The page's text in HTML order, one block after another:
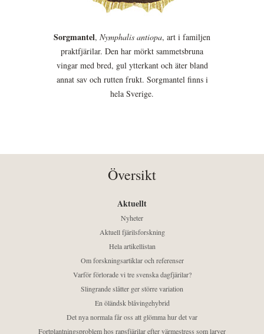
Sorgmantel, Nymphalis antiopa, art i familjen
praktfjärilar. Den har mörkt sammetsbruna
vingar med bred, gul ytterkant och äter bland
annat sav och rutten frukt. Sorgmantel finns i
hela Sverige.
Översikt
Aktuellt
Nyheter
Aktuell fjärilsforskning
Hela artikellistan
Om forskningsartiklar och referenser
Varför förlorade vi tre svenska dagfjärilar?
Slingrande slåtter ger större variation
En öländsk blåvingehybrid
Det nya normala får oss att glömma hur det var
Fortplantningsproblem hos rapsfjärilar efter värmestress som larver